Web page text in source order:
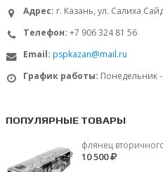
Адрес: г. Казань, ул. Салиха
Телефон: +7 906 324 81 56
Email: pspkazan@mail.ru
График работы: Понедельник
ПОПУЛЯРНЫЕ ТОВАРЫ
флянец
10 500